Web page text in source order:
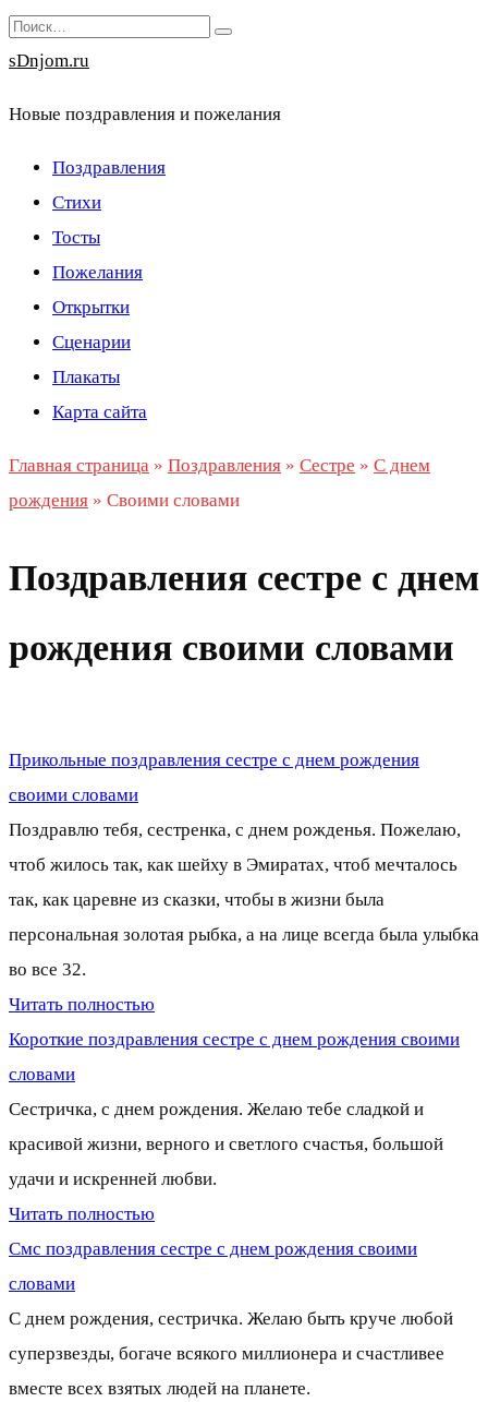
Перейти
к
Search
for:
sDnjom.ru
Новые поздравления и пожелания
Поздравления
Стихи
Тосты
Пожелания
Открытки
Сценарии
Плакаты
Карта сайта
Главная страница » Поздравления » Сестре » С днем
рождения » Своими словами
Поздравления сестре с днем
рождения своими словами
Прикольные поздравления сестре с днем рождения
своими словами
Поздравлю тебя, сестренка, с днем рожденья. Пожелаю,
чтоб жилось так, как шейху в Эмиратах, чтоб мечталось
так, как царевне из сказки, чтобы в жизни была
персональная золотая рыбка, а на лице всегда была улыбка
во все 32.
Читать полностью
Короткие поздравления сестре с днем рождения своими
словами
Сестричка, с днем рождения. Желаю тебе сладкой и
красивой жизни, верного и светлого счастья, большой
удачи и искренней любви.
Читать полностью
Смс поздравления сестре с днем рождения своими
словами
С днем рождения, сестричка. Желаю быть круче любой
суперзвезды, богаче всякого миллионера и счастливее
вместе всех взятых людей на планете.